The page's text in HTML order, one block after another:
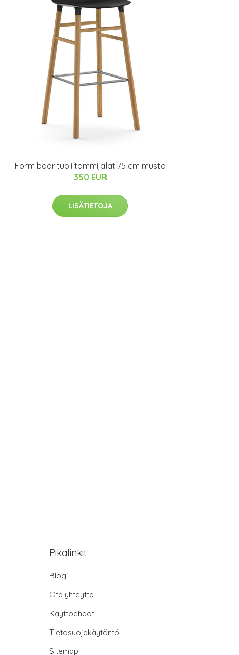
Form baarituoli tammijalat 75 cm musta
350 EUR
LISÄTIETOJA
Pikalinkit
Blogi
Ota yhteyttä
Käyttöehdot
Tietosuojakäytäntö
Sitemap